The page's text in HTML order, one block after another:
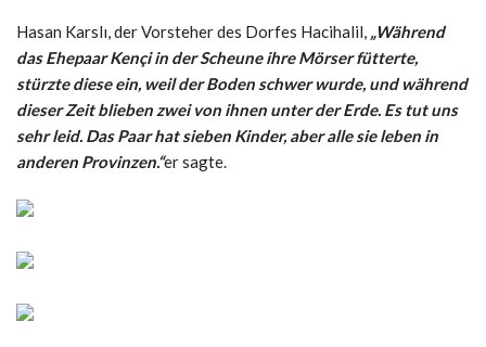
Hasan Karslı, der Vorsteher des Dorfes Hacihalil, „Während
das Ehepaar Kençi in der Scheune ihre Mörser fütterte,
stürzte diese ein, weil der Boden schwer wurde, und während
dieser Zeit blieben zwei von ihnen unter der Erde. Es tut uns
sehr leid. Das Paar hat sieben Kinder, aber alle sie leben in
anderen Provinzen.“er sagte.